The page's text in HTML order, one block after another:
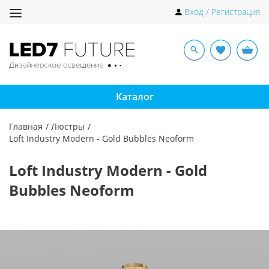
Toggle
Вход / Регистрация
Каталог
Главная
Люстры
Loft Industry Modern - Gold Bubbles Neoform
Loft Industry Modern - Gold
Bubbles Neoform